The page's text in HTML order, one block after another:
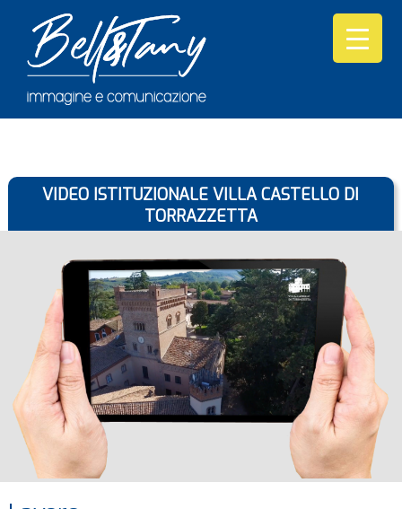
VIDEO ISTITUZIONALE VILLA CASTELLO DI
TORRAZZETTA